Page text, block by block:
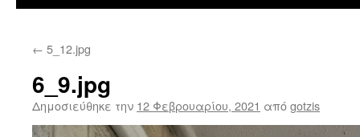
← 5_12.jpg
6_9.jpg
Δημοσιεύθηκε την 12 Φεβρουαρίου, 2021 απόgotzis